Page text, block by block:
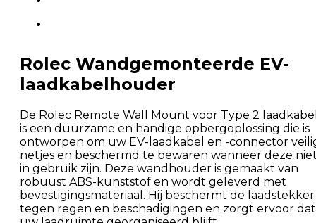
Rolec Wandgemonteerde EV-
laadkabelhouder
De Rolec Remote Wall Mount voor Type 2
is een duurzame en handige opbergoplossing die is
ontworpen om uw EV-laadkabel en -connector
netjes en beschermd te bewaren wanneer deze
in gebruik zijn. Deze wandhouder is gemaakt van
robuust ABS-kunststof en wordt geleverd met
bevestigingsmateriaal. Hij beschermt de laadstekker
tegen regen en beschadigingen en zorgt ervoor dat